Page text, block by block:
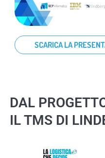
SCARICA LA
DAL
IL TMS DI